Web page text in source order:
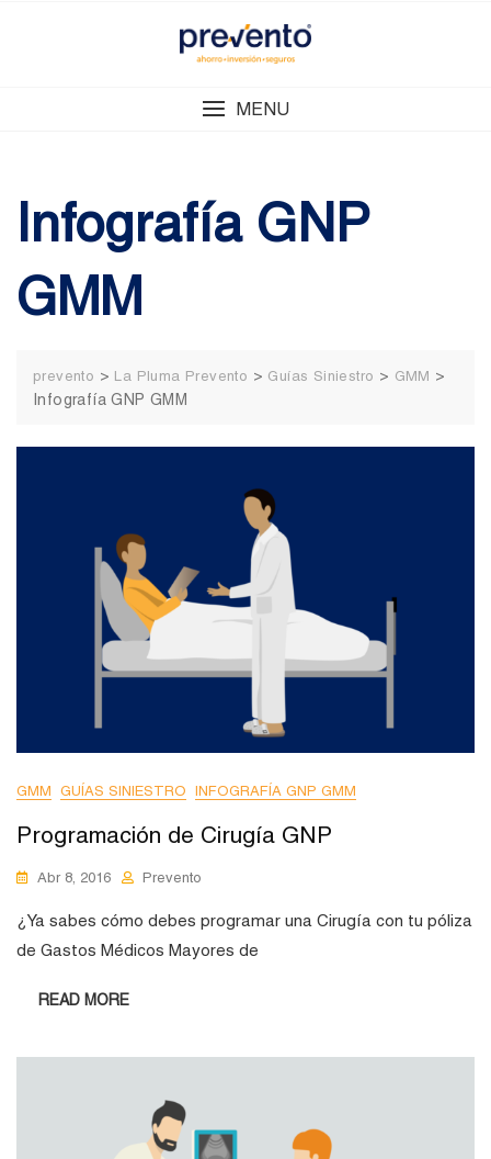
MENU
Infografía GNP
GMM
prevento > La Pluma Prevento > Guías Siniestro > GMM >
Infografía GNP GMM
GMM GUÍAS SINIESTRO INFOGRAFÍA GNP GMM
Programación de Cirugía GNP
Abr 8, 2016 Prevento
¿Ya sabes cómo debes programar una Cirugía con tu póliza
de Gastos Médicos Mayores de
READ MORE